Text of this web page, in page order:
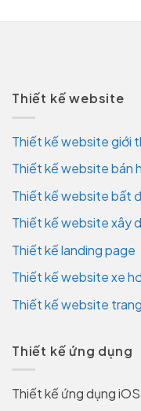
Thiết kế website
Thiết kế website giới
Thiết kế website bán
Thiết kế website bất
Thiết kế website xây
Thiết kế landing page
Thiết kế website xe
Thiết kế website
Thiết kế ứng dụng
Thiết kế ứng dụng iOS